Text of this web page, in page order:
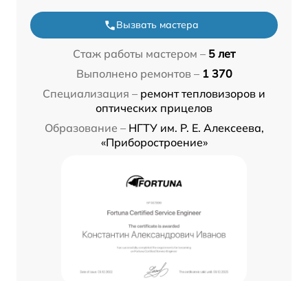
Вызвать мастера
Стаж работы мастером – 5 лет
Выполнено ремонтов – 1 370
Специализация – ремонт тепловизоров и
оптических прицелов
Образование – НГТУ им. Р. Е. Алексеева,
«Приборостроение»